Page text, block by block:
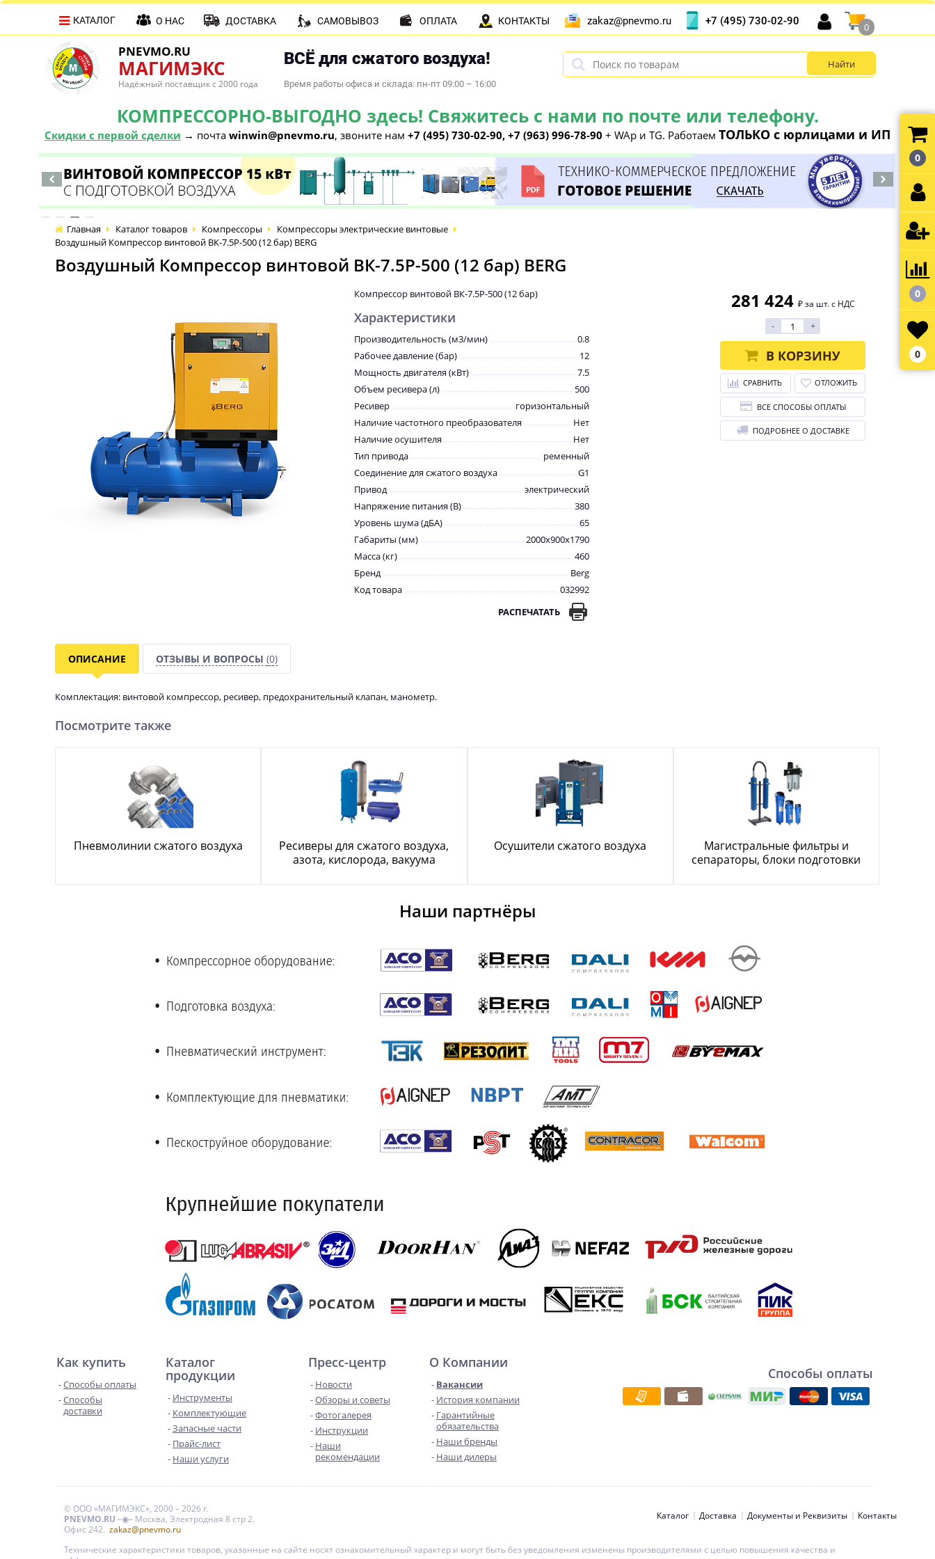
PNEVMO.RU
МАГИМЭКС
Надёжный поставщик с 2000 года
ВСЁ для сжатого воздуха!
Время работы офиса и склада: пн-пт 09:00 – 16:00
КОМПРЕССОРНО-ВЫГОДНО здесь! Свяжитесь с нами по почте или телефону.
Скидки с первой сделки → почта winwin@pnevmo.ru, звоните нам +7 (495) 730-02-90, +7 (963) 996-78-90 + WAp и TG. Работаем ТОЛЬКО с юрлицами и ИП
КАТАЛОГ О НАС ДОСТАВКА САМОВЫВОЗ ОПЛАТА КОНТАКТЫ zakaz@pnevmo.ru +7 (495) 730-02-90
0
Главная Каталог товаров Компрессоры
Компрессоры электрические винтовые
Воздушный Компрессор винтовой ВК-7.5Р-500 (12 бар) BERG
Воздушный Компрессор винтовой ВК-7.5Р-500 (12 бар) BERG
Компрессор винтовой ВК-7.5Р-500 (12 бар)
Характеристики
Производительность (м3/мин)
0.8
Рабочее давление (бар)
12
Мощность двигателя (кВт)
7.5
Объем ресивера (л)
500
Ресивер
горизонтальный
Наличие частотного преобразователя
Нет
Наличие осушителя
Нет
Тип привода
ременный
Соединение для сжатого воздуха
G1
Привод
электрический
Напряжение питания (В)
380
Уровень шума (дБА)
65
Габариты (мм)
2000x900x1790
Масса (кг)
460
Бренд
Berg
Код товара
032992
РАСПЕЧАТАТЬ
281 424 ₽ за шт. с НДС
- +
В КОРЗИНУ
СРАВНИТЬ ОТЛОЖИТЬ
ВСЕ СПОСОБЫ ОПЛАТЫ
ПОДРОБНЕЕ О ДОСТАВКЕ
ОПИСАНИЕ ОТЗЫВЫ И ВОПРОСЫ (0)
Комплектация: винтовой компрессор, ресивер, предохранительный клапан, манометр.
Посмотрите также
Пневмолинии сжатого воздуха
Ресиверы для сжатого воздуха,
азота, кислорода, вакуума
Осушители сжатого воздуха
Магистральные фильтры и
сепараторы, блоки подготовки
Наши партнёры
Как купить
Способы оплаты
Способы
доставки
Каталог
продукции
Инструменты
Комплектующие
Запасные части
Прайс-лист
Наши услуги
Пресс-центр
Новости
Обзоры и советы
Фотогалерея
Инструкции
Наши
рекомендации
О Компании
Вакансии
История компании
Гарантийные
обязательства
Наши бренды
Наши дилеры
Способы оплаты
© ООО «МАГИМЭКС», 2000 – 2026 г.
PNEVMO.RU –◉– Москва, Электродная 8 стр 2.
Офис 242. zakaz@pnevmo.ru
Каталог Доставка Документы и Реквизиты Контакты
0
0
0
Технические характеристики товаров, указанные на сайте носят ознакомительный характер и могут быть без уведомления изменены производителями с целью повышения качества и